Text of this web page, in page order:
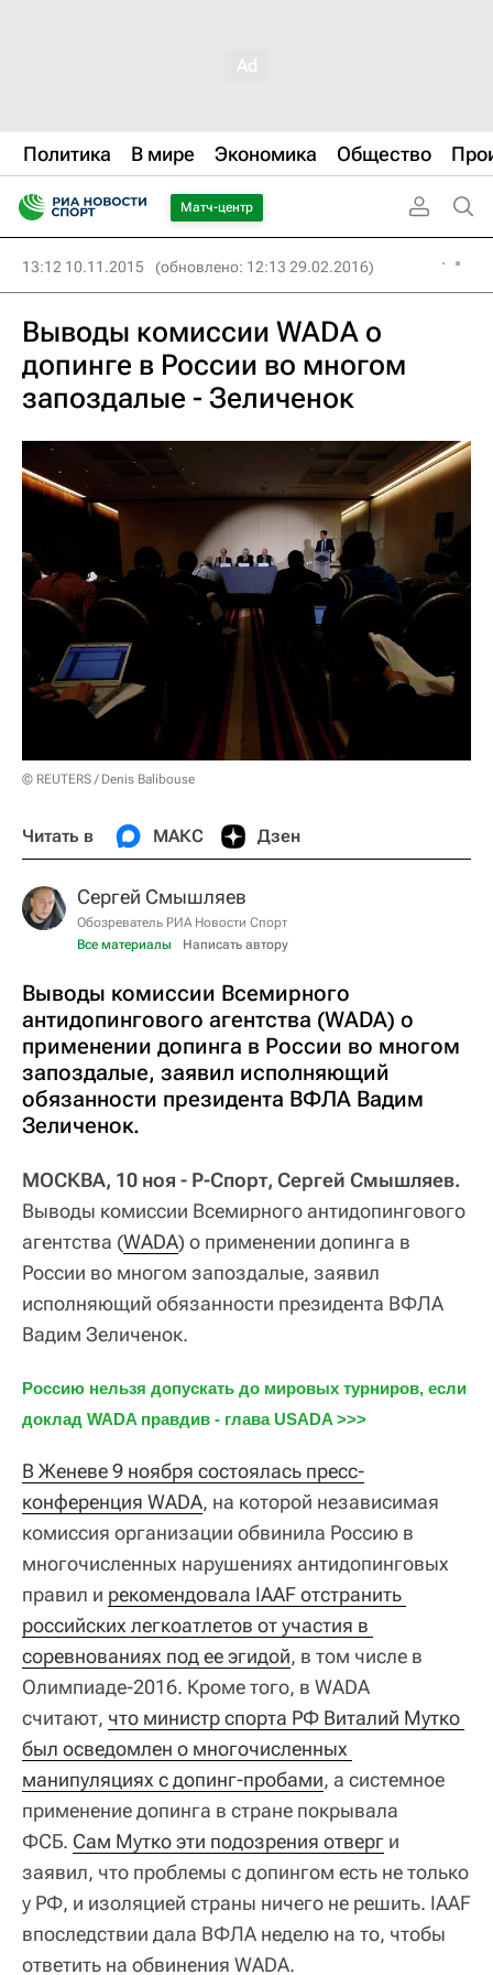
Политика В мире Экономика Общество
Матч-центр
13:12 10.11.2015 (обновлено: 12:13 29.02.2016)
Выводы комиссии WADA о
допинге в России во многом
запоздалые - Зеличенок
© REUTERS / Denis Balibouse
Читать в МАКС Дзен
Сергей Смышляев
Обозреватель РИА Новости Спорт
Все материалы
Написать автору
Выводы комиссии Всемирного
антидопингового агентства (WADA) о
применении допинга в России во многом
запоздалые, заявил исполняющий
обязанности президента ВФЛА Вадим
Зеличенок.
МОСКВА, 10 ноя - Р-Спорт, Сергей Смышляев.
Выводы комиссии Всемирного антидопингового
агентства (WADA) о применении допинга в
России во многом запоздалые, заявил
исполняющий обязанности президента ВФЛА
Вадим Зеличенок.
Россию нельзя допускать до мировых турниров, если
доклад WADA правдив - глава USADA >>>
В Женеве 9 ноября состоялась пресс-
конференция WADA, на которой независимая
комиссия организации обвинила Россию в
многочисленных нарушениях антидопинговых
правил и рекомендовала IAAF отстранить
российских легкоатлетов от участия в
соревнованиях под ее эгидой, в том числе в
Олимпиаде-2016. Кроме того, в WADA
считают, что министр спорта РФ Виталий Мутко
был осведомлен о многочисленных
манипуляциях с допинг-пробами, а системное
применение допинга в стране покрывала
ФСБ. Сам Мутко эти подозрения отверг и
заявил, что проблемы с допингом есть не только
у РФ, и изоляцией страны ничего не решить. IAAF
впоследствии дала ВФЛА неделю на то, чтобы
ответить на обвинения WADA.